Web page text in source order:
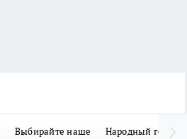
Выбирайте наше Народный герой